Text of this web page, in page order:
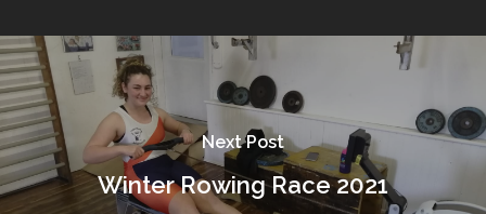
Next Post
Winter Rowing Race 2021